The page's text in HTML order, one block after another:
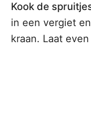
Kook de
in een vergiet
kraan. Laat